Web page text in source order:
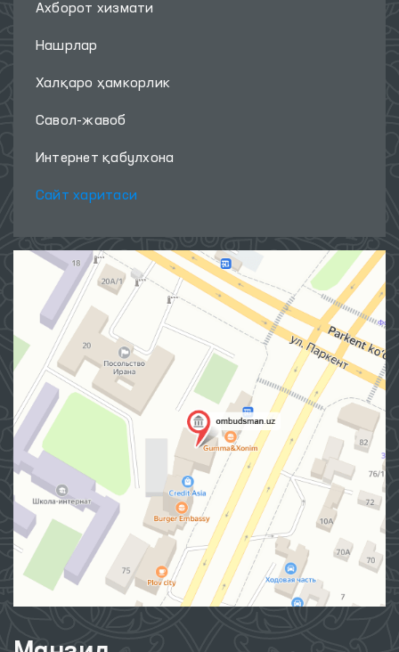
Ахборот хизмати
Нашрлар
Халқаро ҳамкорлик
Савол-жавоб
Интернет қабулхона
Сайт харитаси